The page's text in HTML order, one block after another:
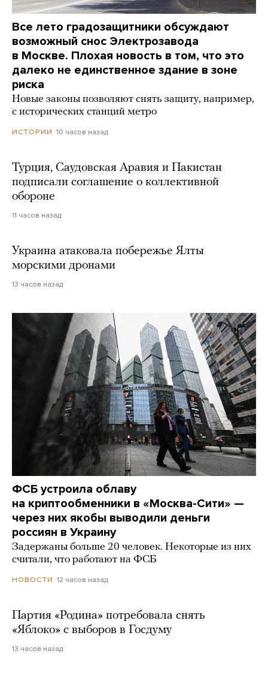
Все лето градозащитники обсуждают
возможный снос Электрозавода
в Москве. Плохая новость в том, что это
далеко не единственное здание в зоне
риска
Новые законы позволяют снять защиту, например,
с исторических станций метро
ИСТОРИИ 10 часов назад
Турция, Саудовская Аравия и Пакистан
подписали соглашение о коллективной
обороне
11 часов назад
Украина атаковала побережье Ялты
морскими дронами
13 часов назад
ФСБ устроила облаву
на криптообменники в «Москва-Сити» —
через них якобы выводили деньги
россиян в Украину
Задержаны больше 20 человек. Некоторые из них
считали, что работают на ФСБ
НОВОСТИ 12 часов назад
Партия «Родина» потребовала снять
«Яблоко» с выборов в Госдуму
13 часов назад